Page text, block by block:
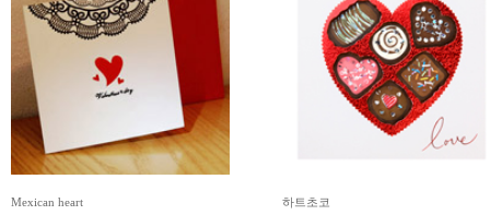
Mexican heart
하트초코